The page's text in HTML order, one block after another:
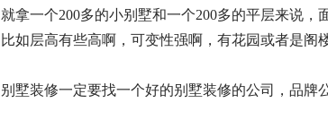
就拿一个200多的小别墅和一个200多的平层来说
比如层高有些高啊，可变性强啊，有花园或者是阁
别墅装修一定要找一个好的别墅装修的公司，品牌